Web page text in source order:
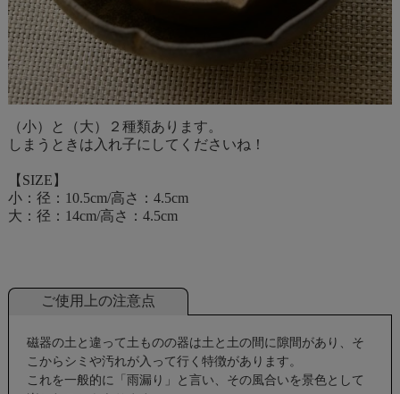
（小）と（大）２種類あります。
しまうときは入れ子にしてくださいね！
【SIZE】
小：径：10.5cm/高さ：4.5cm
大：径：14cm/高さ：4.5cm
ご使用上の注意点
磁器の土と違って土ものの器は土と土の間に隙間があり、そ
こからシミや汚れが入って行く特徴があります。
これを一般的に「雨漏り」と言い、その風合いを景色として